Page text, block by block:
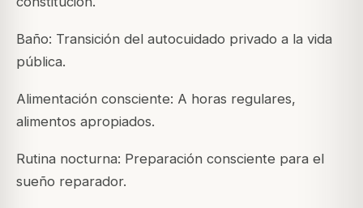
Baño: Transición del autocuidado privado a la vida
pública.
Alimentación consciente: A horas regulares,
alimentos apropiados.
Rutina nocturna: Preparación consciente para el
sueño reparador.